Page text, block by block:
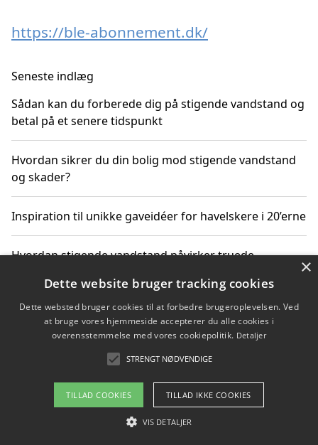
https://ble-abonnement.dk/
Seneste indlæg
Sådan kan du forberede dig på stigende vandstand og
betal på et senere tidspunkt
Hvordan sikrer du din bolig mod stigende vandstand
og skader?
Inspiration til unikke gaveidéer for havelskere i 20’erne
Hvordan stigende vandstand påvirker truede
Sådan vælger du de bedste vandrerygsække til
vandreture i Danmark
Copyright 2026 - Pilanto Aps
Om / kontakt
×
Dette website bruger tracking cookies
Dette websted bruger cookies til at forbedre brugeroplevelsen. Ved
at bruge vores hjemmeside accepterer du alle cookies i
overensstemmelse med vores cookiepolitik. Detaljer
STRENGT NØDVENDIGE
TILLAD COOKIES TILLAD IKKE COOKIES
VIS DETALJER